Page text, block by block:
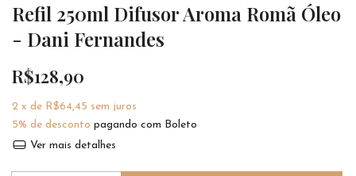
Refil 250ml Difusor Aroma Romã Óleo
- Dani Fernandes
R$128,90
2 x de R$64,45 sem juros
5% de desconto pagando com Boleto
Ver mais detalhes